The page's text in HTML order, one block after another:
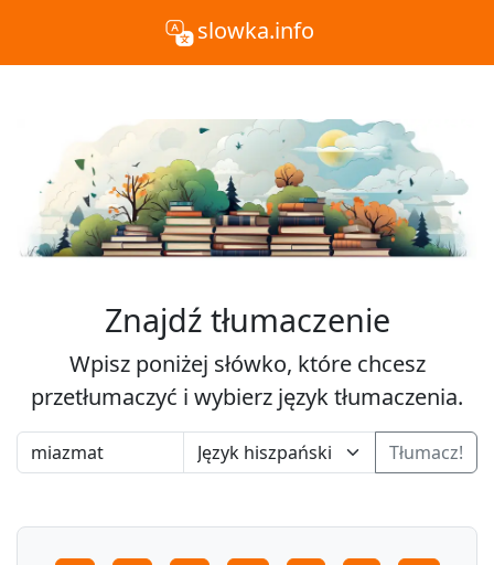
slowka.info
Znajdź tłumaczenie
Wpisz poniżej słówko, które chcesz
przetłumaczyć i wybierz język tłumaczenia.
Tłumacz!